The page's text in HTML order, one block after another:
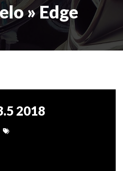
» Edge
2018